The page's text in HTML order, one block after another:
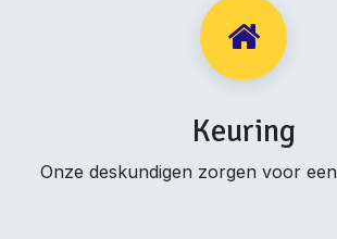
Keuring
Onze deskundigen zorgen voor een